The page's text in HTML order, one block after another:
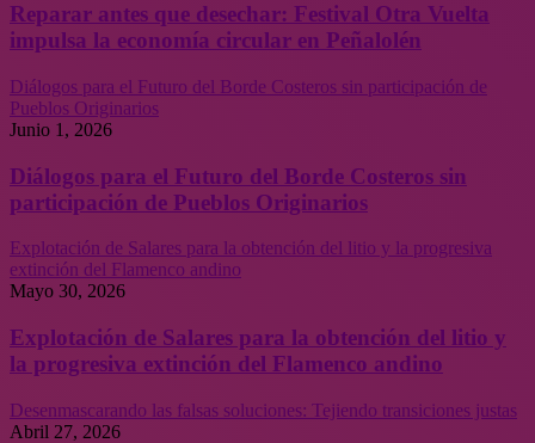
Reparar antes que desechar: Festival Otra Vuelta
impulsa la economía circular en Peñalolén
Diálogos para el Futuro del Borde Costeros sin participación de
Pueblos Originarios
Junio 1, 2026
Diálogos para el Futuro del Borde Costeros sin
participación de Pueblos Originarios
Explotación de Salares para la obtención del litio y la progresiva
extinción del Flamenco andino
Mayo 30, 2026
Explotación de Salares para la obtención del litio y
la progresiva extinción del Flamenco andino
Desenmascarando las falsas soluciones: Tejiendo transiciones justas
Abril 27, 2026